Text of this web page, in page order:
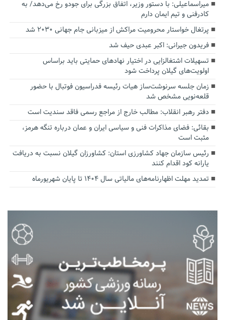
میراسماعیلی: با دستور وزیر، اتفاق بزرگی برای جودو رخ می‌دهد/ به
کادرفنی و تیم ایمان دارم
پرتغال خواستار محرومیت مراکش از میزبانی جام جهانی ۲۰۳۰ شد
فریدون جیرانی: اکبر عبدی حیف شد
تسهیلات اشتغالزایی در اختیار نهادهای حمایتی باید براساس
اولویت‌های گیلان پرداخت شود
زمان جلسه سرنوشت‌ساز هیات رئیسه فدراسیون فوتبال با حضور
قلعه‌نویی مشخص شد
دفتر رهبر انقلاب: مطالب خارج از مراجع رسمی فاقد سندیت است
بقائی: فضای مذاکرات فنی و سیاسی ایران و عمان درباره تنگه هرمز،
مثبت است
رئیس سازمان جهاد کشاورزی استان: کشاورزان گیلان نسبت به دریافت
یارانه کود اقدام کنند
تمدید مهلت اظهارنامه‌های مالیاتی سال ۱۴۰۴ تا پایان شهریورماه